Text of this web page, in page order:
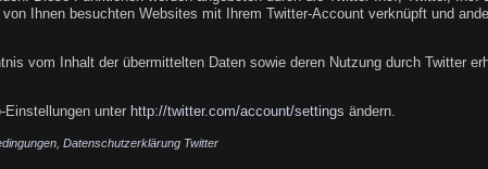
Ihnen besuchten Websites mit Ihrem Twitter-Account verknüpft und
vom Inhalt der übermittelten Daten sowie deren Nutzung durch Twitter
Einstellungen unter http://twitter.com/account/settings ändern.
Datenschutzerklärung Twitter